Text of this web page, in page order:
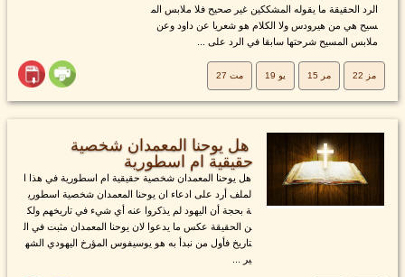
الرد الحقيقة ما يقوله المشككين غير صحيح فلا ملابس الم
سيح هي من هيرودس ولا الكلام هو شعريا عن داود وعن
ملابس المسيح شرحتها سابقا في الرد على ...
مز 22 مر 15 يو 19 مت 27
هل يوحنا المعمدان شخصية
حقيقية ام اسطورية
هل يوحنا المعمدان شخصية حقيقية ام اسطورية في هذا ا
لملف أرد على ادعاء ان يوحنا المعمدان شخصية اسطوري
ة بحجة أن اليهود لم يذكروا عنه أي شيء في تاريخهم ولك
ن الحقيقة عكس ما يدعوا لان يوحنا المعمدان مثبت في ال
تاريخ فأول من نبدأ به هو يوسيفوس المؤرخ اليهودي الشه
ير ...